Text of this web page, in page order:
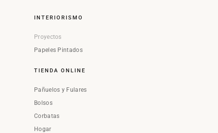
INTERIORISMO
Proyectos
Papeles Pintados
TIENDA ONLINE
Pañuelos y Fulares
Bolsos
Corbatas
Hogar